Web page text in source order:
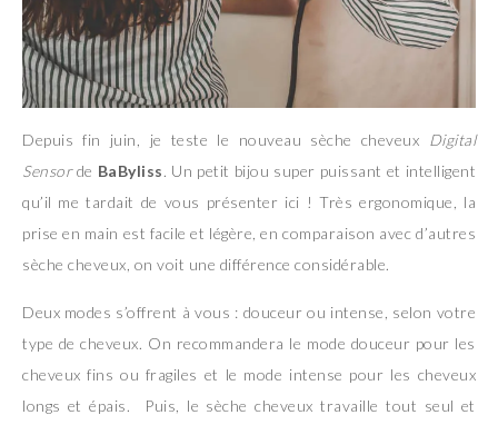
Depuis fin juin, je teste le nouveau sèche cheveux Digital
Sensorde BaByliss. Un petit bijou super puissant et intelligent
qu’il me tardait de vous présenter ici ! Très ergonomique, la
prise en main est facile et légère, en comparaison avec d’autres
sèche cheveux, on voit une différence considérable.
Deux modes s’offrent à vous : douceur ou intense, selon votre
type de cheveux. On recommandera le mode douceur pour les
cheveux fins ou fragiles et le mode intense pour les cheveux
longs et épais. Puis, le sèche cheveux travaille tout seul et